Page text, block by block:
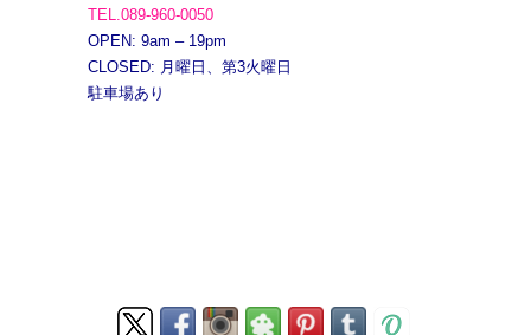
TEL.089-960-0050
OPEN: 9am – 19pm
CLOSED: 月曜日、第3火曜日
駐車場あり